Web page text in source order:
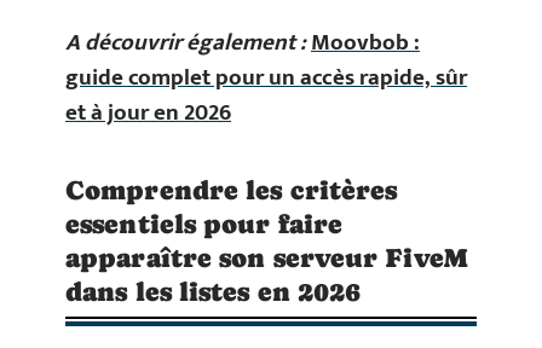
A découvrir également :Moovbob :
guide complet pour un accès rapide, sûr
et à jour en 2026
Comprendre les critères
essentiels pour faire
apparaître son serveur FiveM
dans les listes en 2026